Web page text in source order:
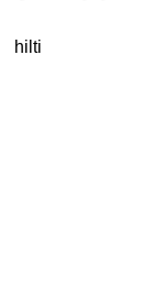
hilti